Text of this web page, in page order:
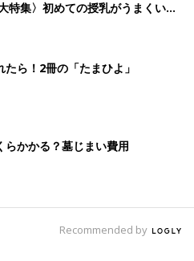
特集〉初めての授乳がうまくい
ルクの基本と夏のトラブル 解決テ
ら！2冊の「たまひよ」
らかかる？墓じまい費用
Recommended by